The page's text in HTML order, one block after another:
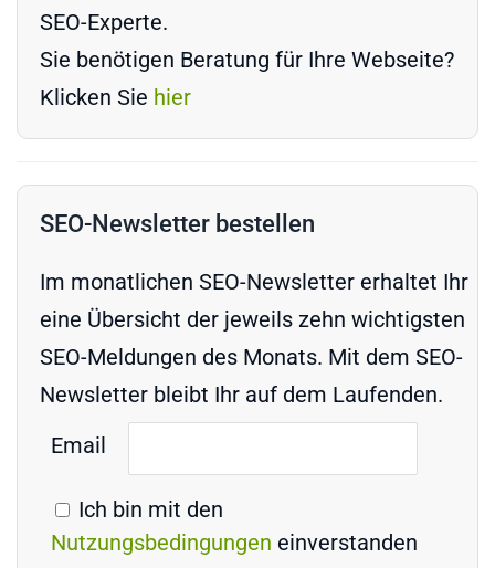
SEO-Experte.
Sie benötigen Beratung für Ihre Webseite?
Klicken Sie hier
SEO-Newsletter bestellen
Im monatlichen SEO-Newsletter erhaltet Ihr
eine Übersicht der jeweils zehn wichtigsten
SEO-Meldungen des Monats. Mit dem SEO-
Newsletter bleibt Ihr auf dem Laufenden.
Email
Ich bin mit den
Nutzungsbedingungen einverstanden